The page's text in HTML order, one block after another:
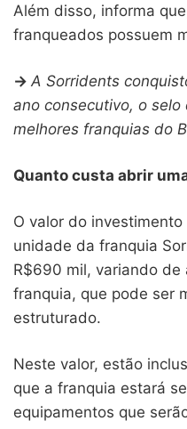
Além disso, informa
franqueados possuem
-> A Sorridents
ano consecutivo, o
melhores franquias do
Quanto custa abrir
O valor do
unidade da franquia
R$690 mil, variando
franquia, que pode ser
estruturado.
Neste valor, estão
que a franquia estará
equipamentos que